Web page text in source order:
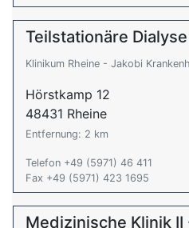
Teilstationäre Dialyse
Klinikum Rheine - Jakobi
Hörstkamp 12
48431 Rheine
Entfernung: 2 km
Telefon +49 (5971) 46 411
Fax +49 (5971) 423 1695
Medizinische Klinik